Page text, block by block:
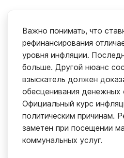
Важно понимать, что
рефинансирования
уровня инфляции.
больше. Другой нюанс
взыскатель должен
обесценивания денежных
Официальный курс
политическим причинам.
заметен при посещении
коммунальных услуг.